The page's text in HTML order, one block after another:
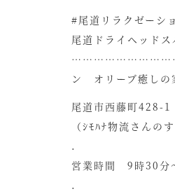
#尾道リラクゼーシ
尾道ドライヘッド
ン オリーブ癒しの
尾道市西藤町428-1
（ｼﾓﾊﾅ物流さんの
.
営業時間 9時30
.